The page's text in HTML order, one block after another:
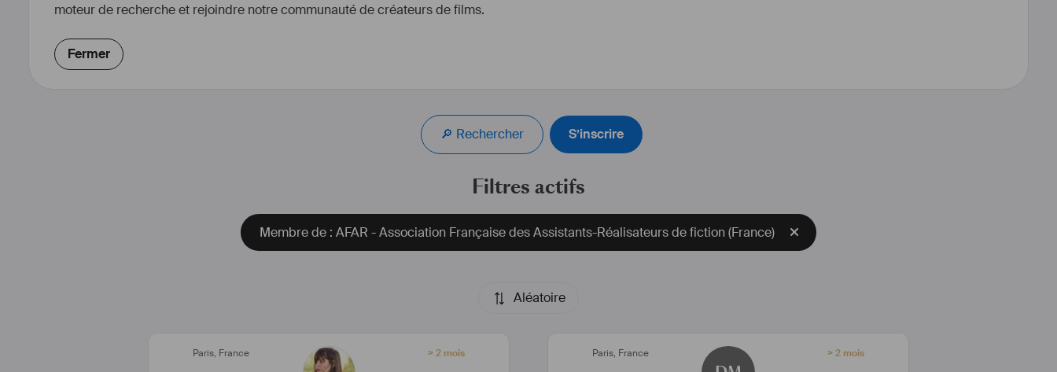
moteur de recherche et rejoindre notre communauté de créateurs de films.
Fermer
🔎 Rechercher S’inscrire
Filtres actifs
Membre de : AFAR - Association Française des Assistants-Réalisateurs de fiction (France)
Aléatoire
Paris, France > 2 mois Paris, France > 2 mois
audiovisuelle, mes expériences professionnelles m'ont
permis de développer une certaine polyvalence dans
l'audiovisuelle et dans l'organisation d'événements en